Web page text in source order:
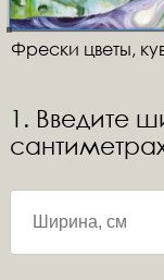
Фрески цветы,
1. Введите